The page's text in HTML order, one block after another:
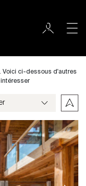
Voici ci-dessous d'autres